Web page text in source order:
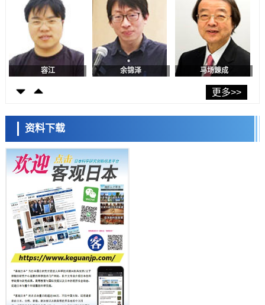
迥异之谜
科学研究
神户大学确认口服癌症疫苗B440单药给药的安全性，在转移性尿路上皮
癌患者中开展临床试验
日本发布《令和8年版科学技术与创新白皮书》，解读第七期基本计划
首年度政策方向
科学研究
东京大学发现可诱导细胞死亡的新型信使物质
东京都健康长寿医疗中心跨器官揭示衰老过程中的糖链变化
科学研究
产总研无需石油利用松脂制备石墨前驱体，可作为电池电极材料
科学研究
东京大学和海上保安厅等发现南海海槽沿线板块边界锁定状态存在区域
差异
政策
日本第2次医疗研究开发调整费，根据一线实际情况和需求分配99.3亿
日元
科学研究
千叶大学鉴定出导致难治性疾病“肺高血压症”恶化的蛋白质“MYL9/12”，
会引发血管结构恶化
科学研究
京都大学高效生成光的构成单元“光子”，可应用于量子计算机
容江 余锦泽 马场錬成
日本科学未来馆 科学交
流员
小岩井忠道 泷川 进
更多>>
资料下载